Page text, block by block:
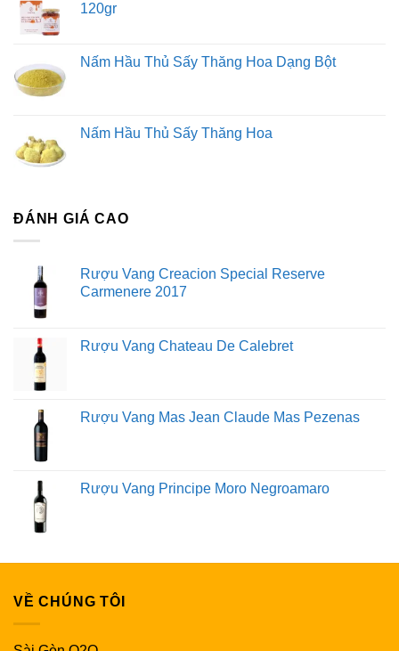
120gr
Nấm Hầu Thủ Sấy Thăng Hoa Dạng Bột
Nấm Hầu Thủ Sấy Thăng Hoa
ĐÁNH GIÁ CAO
Rượu Vang Creacion Special Reserve
Carmenere 2017
Rượu Vang Chateau De Calebret
Rượu Vang Mas Jean Claude Mas Pezenas
Rượu Vang Principe Moro Negroamaro
VỀ CHÚNG TÔI